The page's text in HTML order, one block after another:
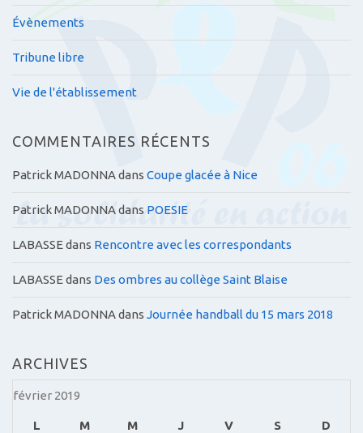
Évènements
Tribune libre
Vie de l'établissement
COMMENTAIRES RÉCENTS
Patrick MADONNAdans Coupe glacée à Nice
Patrick MADONNAdans POESIE
LABASSE dans Rencontre avec les correspondants
LABASSE dans Des ombres au collège Saint Blaise
Patrick MADONNAdans Journée handball du 15 mars 2018
ARCHIVES
février 2019
L M M J V S D